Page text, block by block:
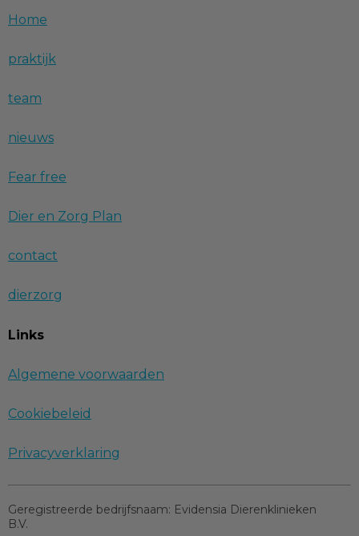
Home
praktijk
team
nieuws
Fear free
Dier en Zorg Plan
contact
dierzorg
Links
Algemene voorwaarden
Cookiebeleid
Privacyverklaring
Geregistreerde bedrijfsnaam: Evidensia Dierenklinieken
B.V.